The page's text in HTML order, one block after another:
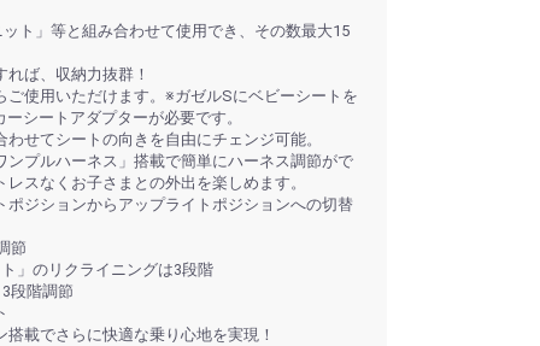
ト」等と組み合わせて使用でき、その数最大15
ば、収納力抜群！
ご使用いただけます。※ガゼルSにベビーシートを
シートアダプターが必要です。
せてシートの向きを自由にチェンジ可能。
ンプルハーネス」搭載で簡単にハーネス調節がで
スなくお子さまとの外出を楽しめます。
ポジションからアップライトポジションへの切替
節
」のリクライニングは3段階
段階調節
載でさらに快適な乗り心地を実現！